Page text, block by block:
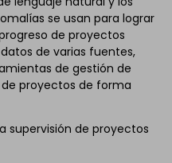
se usan para lograr
de proyectos
de varias fuentes,
de gestión de
proyectos de forma
supervisión de proyectos